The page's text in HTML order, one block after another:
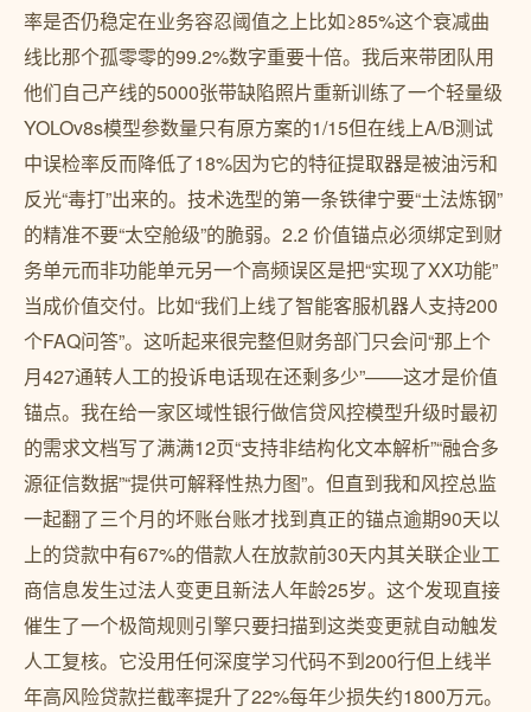
率是否仍稳定在业务容忍阈值之上比如≥85%这个衰减曲
线比那个孤零零的99.2%数字重要十倍。我后来带团队用
他们自己产线的5000张带缺陷照片重新训练了一个轻量级
YOLOv8s模型参数量只有原方案的1/15但在线上A/B测试
中误检率反而降低了18%因为它的特征提取器是被油污和
反光“毒打”出来的。技术选型的第一条铁律宁要“土法炼钢”
的精准不要“太空舱级”的脆弱。2.2 价值锚点必须绑定到财
务单元而非功能单元另一个高频误区是把“实现了XX功能”
当成价值交付。比如“我们上线了智能客服机器人支持200
个FAQ问答”。这听起来很完整但财务部门只会问“那上个
月427通转人工的投诉电话现在还剩多少”——这才是价值
锚点。我在给一家区域性银行做信贷风控模型升级时最初
的需求文档写了满满12页“支持非结构化文本解析”“融合多
源征信数据”“提供可解释性热力图”。但直到我和风控总监
一起翻了三个月的坏账台账才找到真正的锚点逾期90天以
上的贷款中有67%的借款人在放款前30天内其关联企业工
商信息发生过法人变更且新法人年龄25岁。这个发现直接
催生了一个极简规则引擎只要扫描到这类变更就自动触发
人工复核。它没用任何深度学习代码不到200行但上线半
年高风险贷款拦截率提升了22%每年少损失约1800万元。